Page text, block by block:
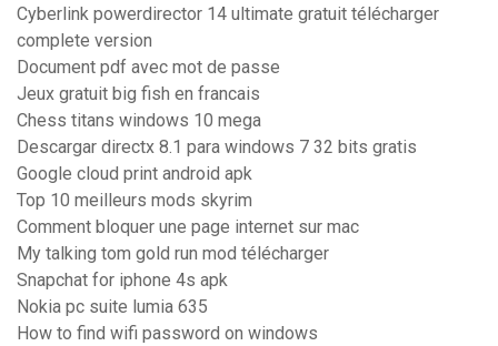
Cyberlink powerdirector 14 ultimate gratuit télécharger
complete version
Document pdf avec mot de passe
Jeux gratuit big fish en francais
Chess titans windows 10 mega
Descargar directx 8.1 para windows 7 32 bits gratis
Google cloud print android apk
Top 10 meilleurs mods skyrim
Comment bloquer une page internet sur mac
My talking tom gold run mod télécharger
Snapchat for iphone 4s apk
Nokia pc suite lumia 635
How to find wifi password on windows